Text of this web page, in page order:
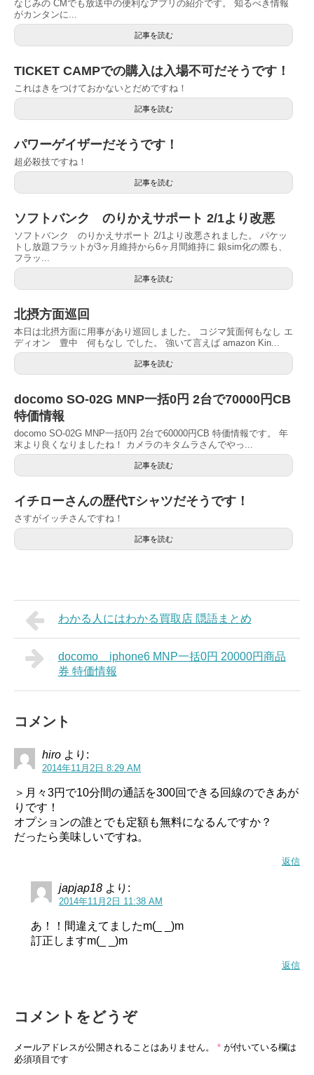
なじみの CMでも放送中の便利なアプリの紹介です。 知るべき情報
がカンタンに...
記事を読む
TICKET CAMPでの購入は入場不可だそうです！
これはきをつけておかないとだめですね！
記事を読む
パワーゲイザーだそうです！
超必殺技ですね！
記事を読む
ソフトバンク のりかえサポート 2/1より改悪
ソフトバンク のりかえサポート 2/1より改悪されました。 パケッ
トし放題フラットが3ヶ月維持から6ヶ月間維持に 銀sim化の際も、
フラッ...
記事を読む
北摂方面巡回
本日は北摂方面に用事があり巡回しました。 コジマ箕面何もなし エ
ディオン 豊中 何もなし でした。 強いて言えば amazon Kin...
記事を読む
docomo SO-02G MNP一括0円 2台で70000円CB
特価情報
docomo SO-02G MNP一括0円 2台で60000円CB 特価情報です。 年
末より良くなりましたね！ カメラのキタムラさんでやっ...
記事を読む
イチローさんの歴代Tシャツだそうです！
さすがイッチさんですね！
記事を読む
わかる人にはわかる買取店 隠語まとめ
docomo iphone6 MNP一括0円 20000円商品
券 特価情報
コメント
hiro より:
2014年11月2日 8:29 AM
＞月々3円で10分間の通話を300回できる回線のできあが
りです！
オプションの誰とでも定額も無料になるんですか？
だったら美味しいですね。
返信
japjap18 より:
2014年11月2日 11:38 AM
あ！！間違えてましたm(_ _)m
訂正しますm(_ _)m
返信
コメントをどうぞ
メールアドレスが公開されることはありません。 * が付いている欄は
必須項目です